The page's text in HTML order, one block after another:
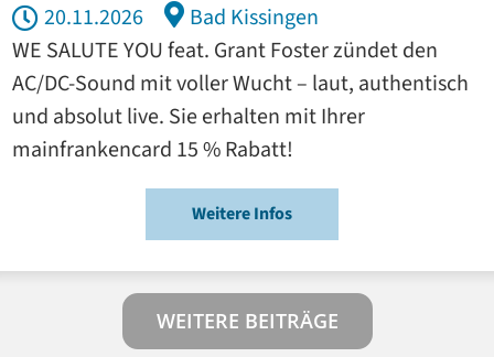
20.11.2026
Bad Kissingen
WE SALUTE YOU feat. Grant Foster zündet den
AC/DC-Sound mit voller Wucht – laut, authentisch
und absolut live. Sie erhalten mit Ihrer
mainfrankencard 15 % Rabatt!
Weitere Infos
WEITERE BEITRÄGE